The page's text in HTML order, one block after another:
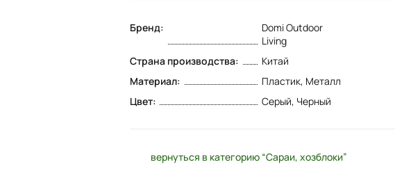
Бренд:
Domi Outdoor
Living
Страна производства:
Китай
Материал:
Пластик, Металл
Цвет:
Серый, Черный
вернуться в категорию “Сараи, хозблоки”